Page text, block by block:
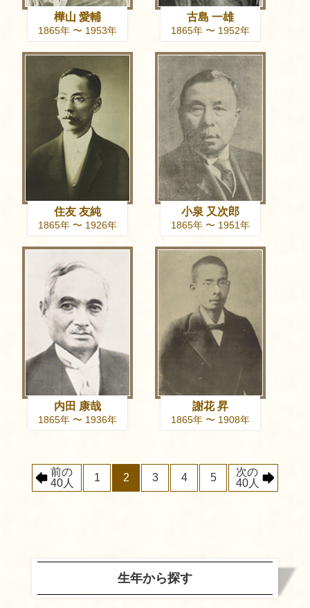
樺山 愛輔
1865年 〜 1953年
古島 一雄
1865年 〜 1952年
住友 友純
1865年 〜 1926年
小泉 又次郎
1865年 〜 1951年
内田 康哉
1865年 〜 1936年
謝花 昇
1865年 〜 1908年
前の
40人
1 2 3 4 5
次の
40人
生年から探す